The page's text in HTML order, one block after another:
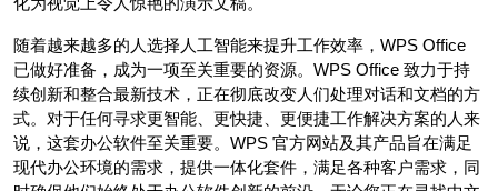
随着越来越多的人选择人工智能来提升工作效率，WPS Office
已做好准备，成为一项至关重要的资源。WPS Office 致力于持
续创新和整合最新技术，正在彻底改变人们处理对话和文档的方
式。对于任何寻求更智能、更快捷、更便捷工作解决方案的人来
说，这套办公软件至关重要。WPS 官方网站及其产品旨在满足
现代办公环境的需求，提供一体化套件，满足各种客户需求，同